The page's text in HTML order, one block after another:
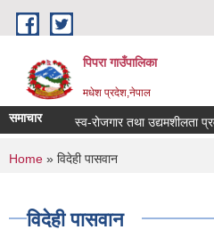
Skip to main content
पिपरा गाउँपालिका
मधेश प्रदेश,नेपाल
समाचार स्व-रोजगार तथा उद्यमशीलता
You are here
Home » विदेही पासवान
विदेही पासवान